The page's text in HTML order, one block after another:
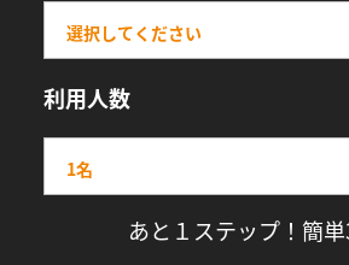
利用人数
あと１ステップ！簡単